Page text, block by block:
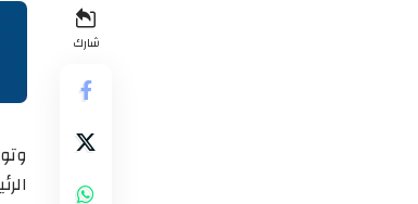
شارك